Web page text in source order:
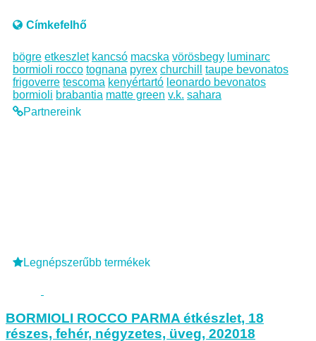
Címkefelhő
bögre etkeszlet kancsó macska vörösbegy luminarc
bormioli rocco tognana pyrex churchill
taupe bevonatos
frigoverre tescoma kenyértartó leonardo bevonatos
bormioli brabantia matte green v.k. sahara
Partnereink
Legnépszerűbb termékek
BORMIOLI ROCCO PARMA étkészlet, 18
részes, fehér, négyzetes, üveg, 202018